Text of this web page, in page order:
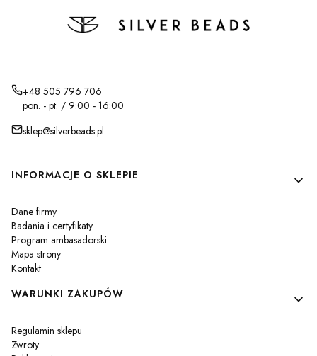
+48 505 796 706
pon. - pt. / 9:00 - 16:00
sklep@silverbeads.pl
Linki w stopce
INFORMACJE O SKLEPIE
Dane firmy
Badania i certyfikaty
Program ambasadorski
Mapa strony
Kontakt
WARUNKI ZAKUPÓW
Regulamin sklepu
Zwroty